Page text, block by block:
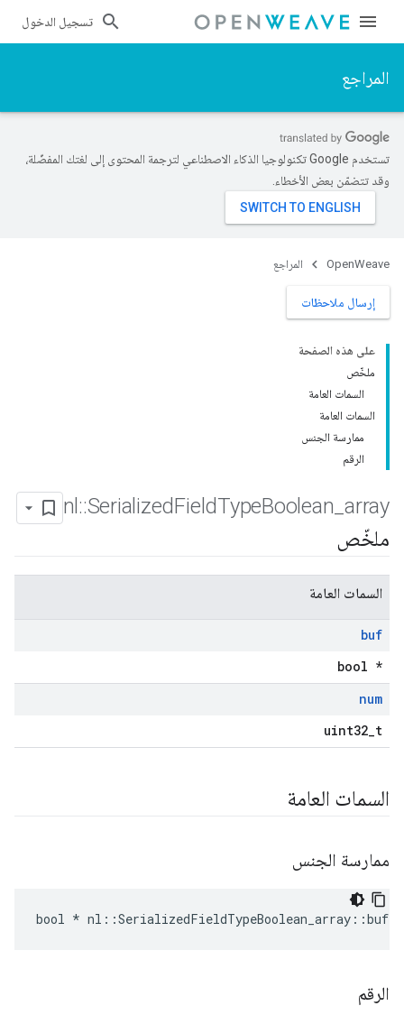
تسجيل الدخول
المراجع
تستخدم Google تكنولوجيا الذكاء الاصطناعي لترجمة المحتوى إلى لغتك المفضّلة،
وقد تتضمّن بعض الأخطاء.
OpenWeave المراجع
إرسال ملاحظات
على هذه الصفحة
ملخّص
السمات العامة
السمات العامة
ممارسة الجنس
الرقم
nl ::SerializedFieldTypeBoolean _array
ملخّص
السمات العامة
buf
bool *
num
uint32_t
السمات العامة
ممارسة الجنس
bool * nl::SerializedFieldTypeBoolean_array::buf
الرقم